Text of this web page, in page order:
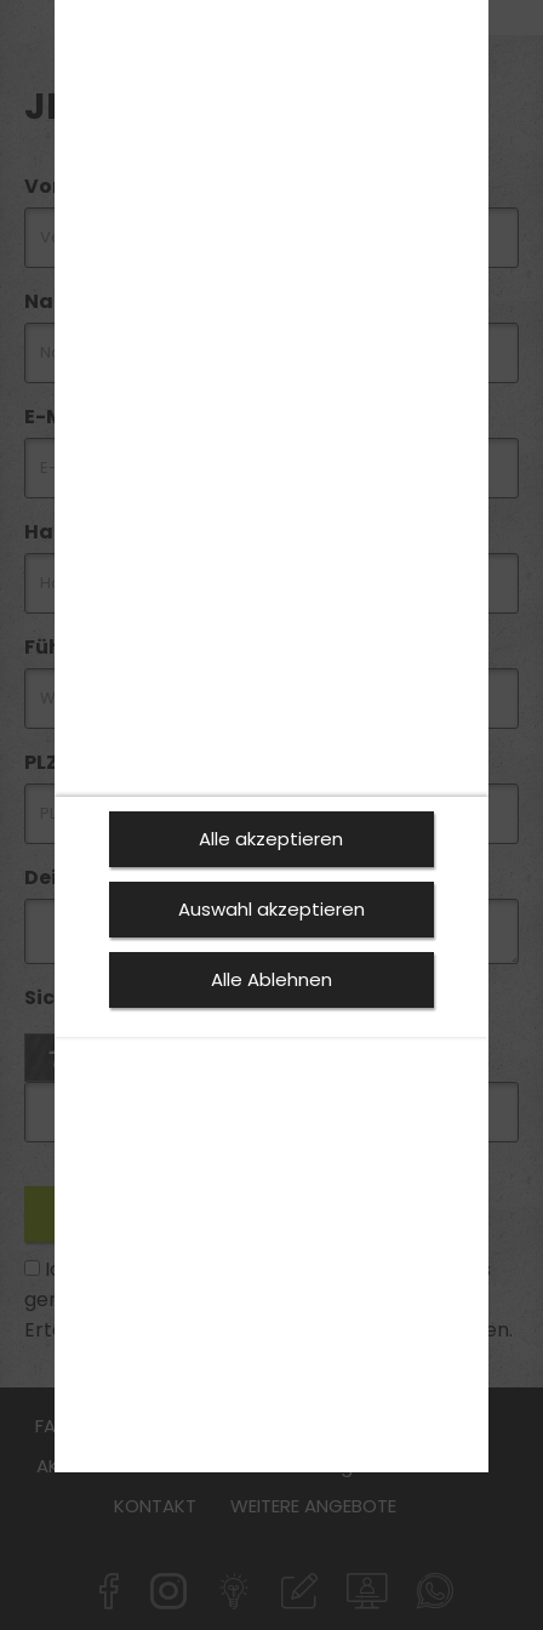
JETZT PREIS ANFRAGEN
Vorname *
Nachname *
E-Mail *
Handynummer *
Führerschein
PLZ *
Deine Anfrage
Sicherheitsabfrage *:
Ich habe die
zur Kenntnis
genommen und bin mit ihnen einverstanden.
Erteilte Einwilligungen kann ich jederzeit widerrufen.
FAHRSCHULE
AKTUELLES
KONTAKT
WEITERE ANGEBOTE
Alle akzeptieren
Auswahl akzeptieren
Alle Ablehnen